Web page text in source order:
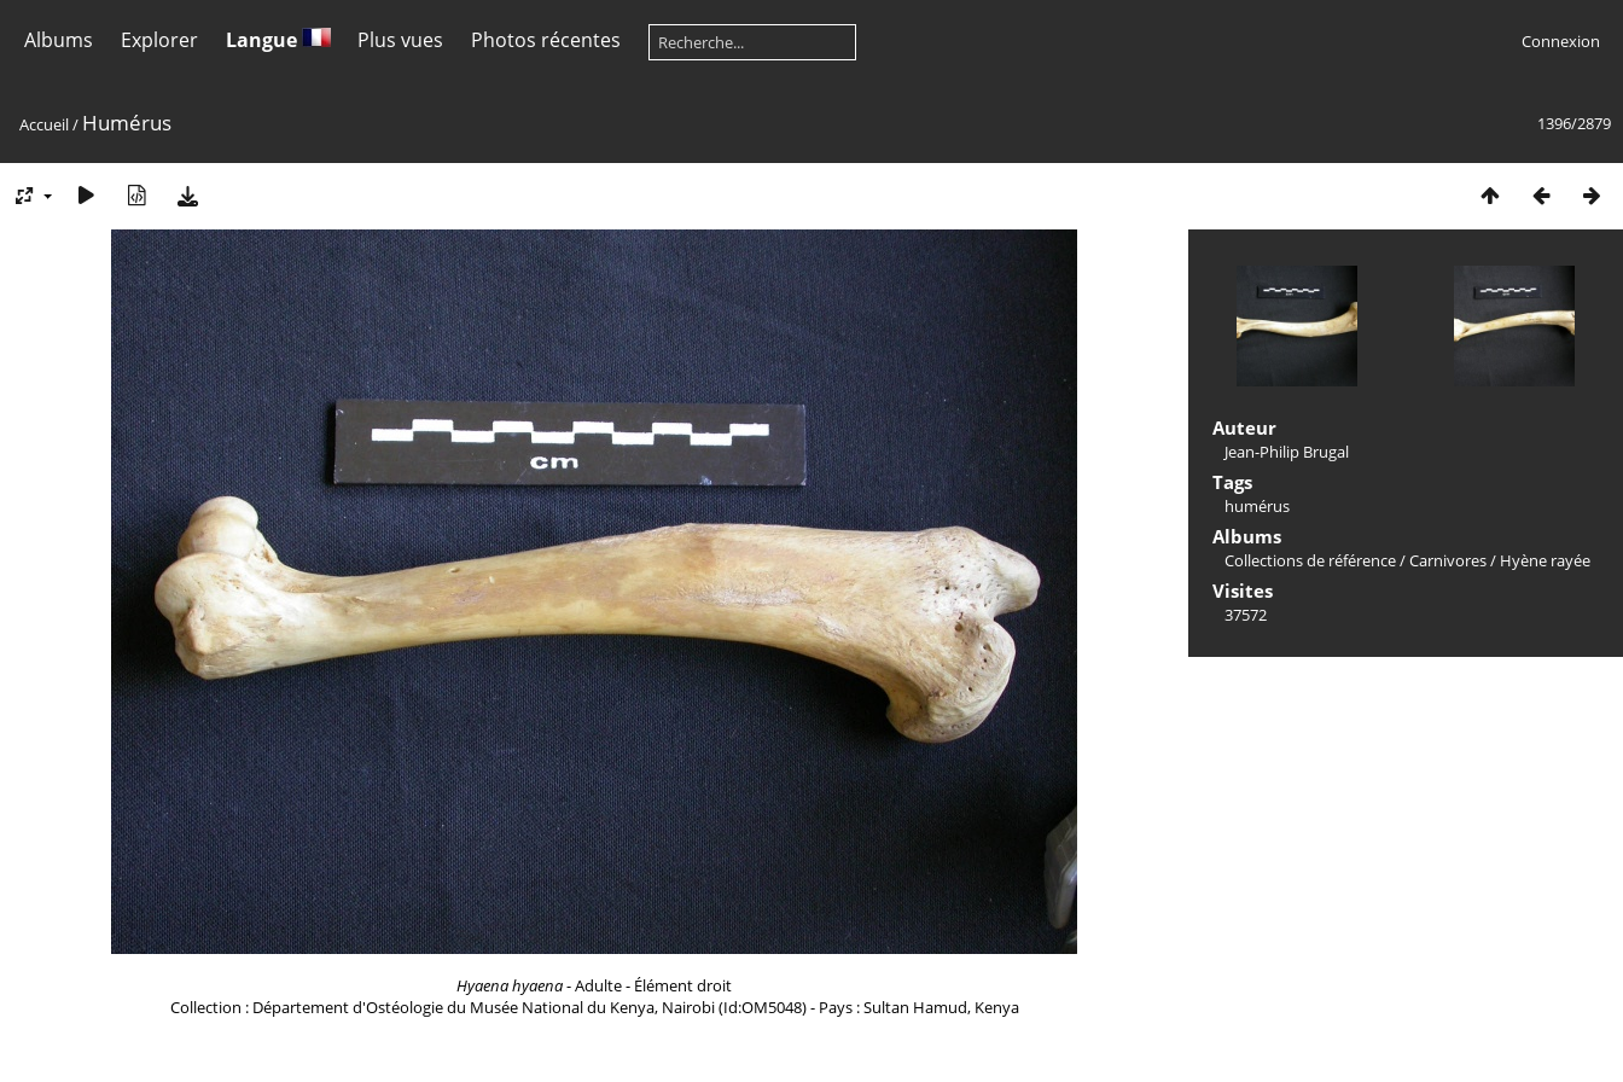
Albums Explorer Langue Plus vues Photos récentes Connexion
1396/2879
Accueil/ Humérus
Hyaena hyaena- Adulte - Élément droit
Collection : Département d'Ostéologie du Musée National du Kenya, Nairobi (Id:OM5048) - Pays : Sultan Hamud, Kenya
Auteur
Jean-Philip Brugal
Tags
humérus
Albums
Collections de référence/Carnivores/ Hyène rayée
Visites
37572